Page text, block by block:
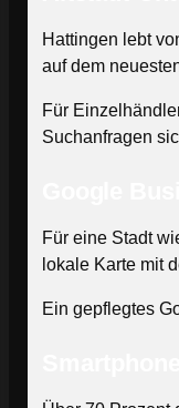
Hattingen lebt
auf dem
Für
Suchanfragen
Für eine Stadt
lokale Karte mit
Ein gepflegtes